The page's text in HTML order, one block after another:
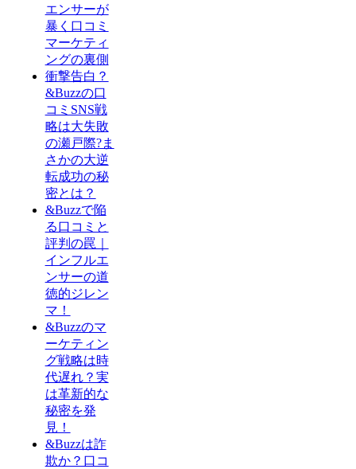
エンサーが
暴く口コミ
マーケティ
ングの裏側
衝撃告白？
&Buzzの口
コミSNS戦
略は大失敗
の瀬戸際?ま
さかの大逆
転成功の秘
密とは？
&Buzzで陥
る口コミと
評判の罠｜
インフルエ
ンサーの道
徳的ジレン
マ！
&Buzzのマ
ーケティン
グ戦略は時
代遅れ？実
は革新的な
秘密を発
見！
&Buzzは詐
欺か？口コ